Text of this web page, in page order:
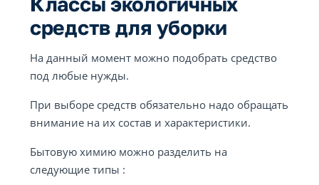
средств для уборки
На данный момент можно подобрать средство
под любые нужды.
При выборе средств обязательно надо обращать
внимание на их состав и характеристики.
Бытовую химию можно разделить на
следующие типы :